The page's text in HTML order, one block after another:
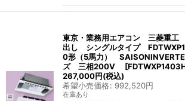
東京・業務用エアコン 三菱重工
出し シングルタイプ
0形（5馬力）
ズ 三相200V
[
267,000円(税込)
希望小売価格: 992,520円
在庫あり